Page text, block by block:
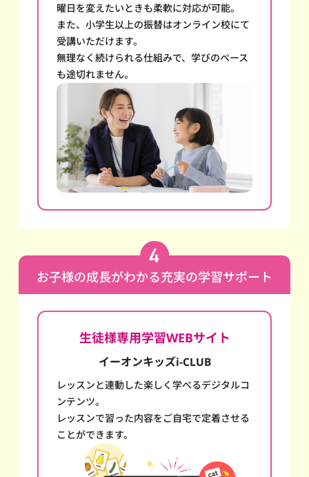
曜日を変えたいときも柔軟に対応が可能。
また、小学生以上の振替はオンライン校にて
受講いただけます。
無理なく続けられる仕組みで、学びのペース
も途切れません。
お子様の成長がわかる充実の学習サポート
生徒様専用学習WEBサイト
イーオンキッズi-CLUB
レッスンと連動した楽しく学べるデジタルコ
ンテンツ。
レッスンで習った内容をご自宅で定着させる
ことができます。